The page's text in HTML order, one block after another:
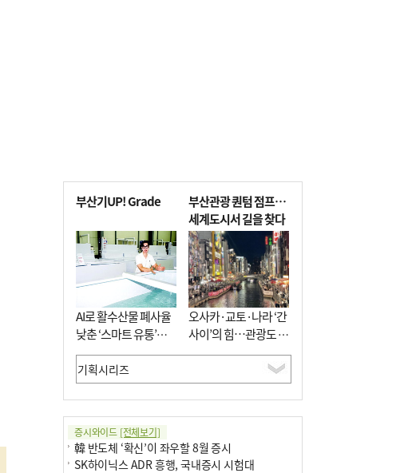
부산기UP! Grade
AI로 활수산물 폐사율
낮춘 ‘스마트 유통’…
사막·산악지대 수출
도전
부산관광 퀀텀 점프…
세계도시서 길을 찾다
오사카·교토·나라 ‘간
사이’의 힘…관광도 뭉
쳐야 흥한다
증시와이드 [전체보기]
韓 반도체 ‘확신’이 좌우할 8월 증시
SK하이닉스 ADR 흥행, 국내증시 시험대